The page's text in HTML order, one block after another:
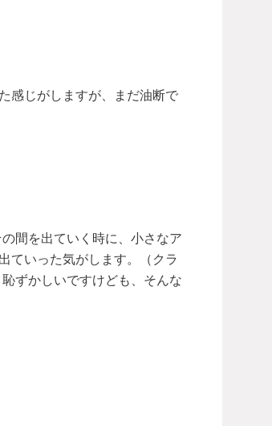
感じがしますが、まだ油断で
間を出ていく時に、小さなア
ていった気がします。（クラ
ずかしいですけども、そんな